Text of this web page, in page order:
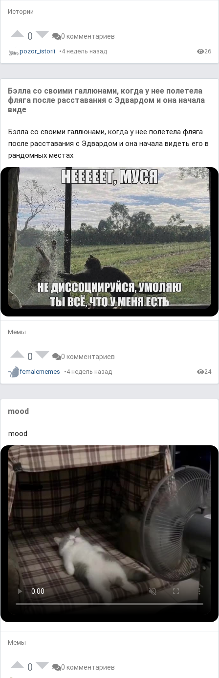
Истории
0 0 комментариев
pozor_istorii 4 недель назад 26
Бэлла со своими галлюнами, когда у нее полетела
фляга после расставания с Эдвардом и она начала
виде
Бэлла со своими галлюнами, когда у нее полетела фляга
после расставания с Эдвардом и она начала видеть его в
рандомных местах
Мемы
0 0 комментариев
femalememes 4 недель назад 24
mood
mood
Мемы
0 0 комментариев